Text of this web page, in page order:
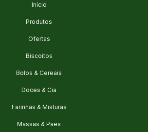
Início
Produtos
Ofertas
Biscoitos
Bolos & Cereais
Doces & Cia
Farinhas & Misturas
Massas & Pães